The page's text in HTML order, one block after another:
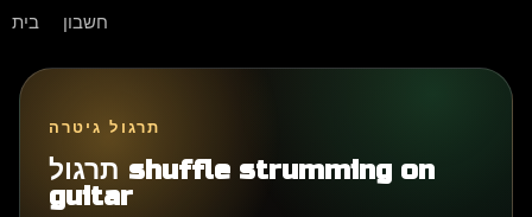
בית חשבון
תרגול גיטרה
תרגול shuffle strumming on
guitar